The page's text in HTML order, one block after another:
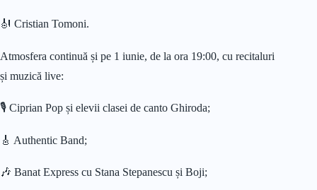
🎻 Cristian Tomoni.
Atmosfera continuă și pe 1 iunie, de la ora 19:00, cu recitaluri
și muzică live:
🎙️ Ciprian Pop și elevii clasei de canto Ghiroda;
🎸 Authentic Band;
🎶 Banat Express cu Stana Stepanescu și Boji;